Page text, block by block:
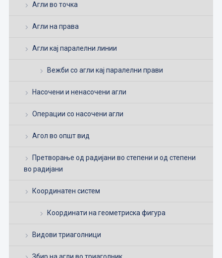
Агли во точка
Агли на права
Агли кај паралелни линии
Вежби со агли кај паралелни прави
Насочени и ненасочени агли
Операции со насочени агли
Агол во општ вид
Претворање од радијани во степени и од степени
во радијани
Координатен систем
Координати на геометриска фигура
Видови триаголници